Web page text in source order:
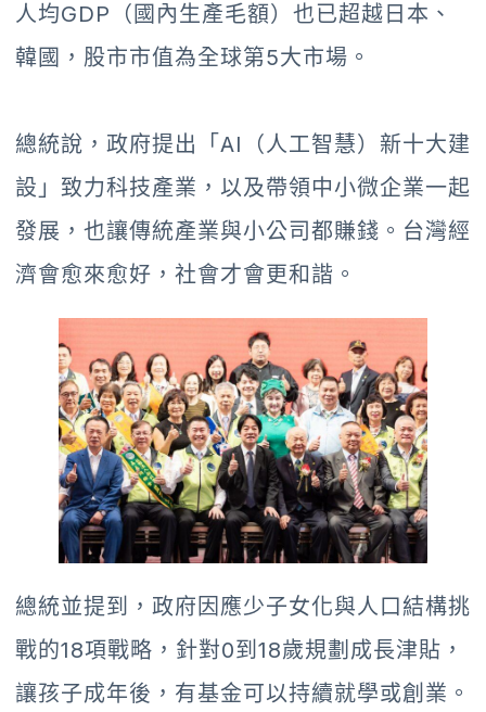
人均GDP（國內生產毛額）也已超越日本、
韓國，股市市值為全球第5大市場。
總統說，政府提出「AI（人工智慧）新十大建
設」致力科技產業，以及帶領中小微企業一起
發展，也讓傳統產業與小公司都賺錢。台灣經
濟會愈來愈好，社會才會更和諧。
總統並提到，政府因應少子女化與人口結構挑
戰的18項戰略，針對0到18歲規劃成長津貼，
讓孩子成年後，有基金可以持續就學或創業。